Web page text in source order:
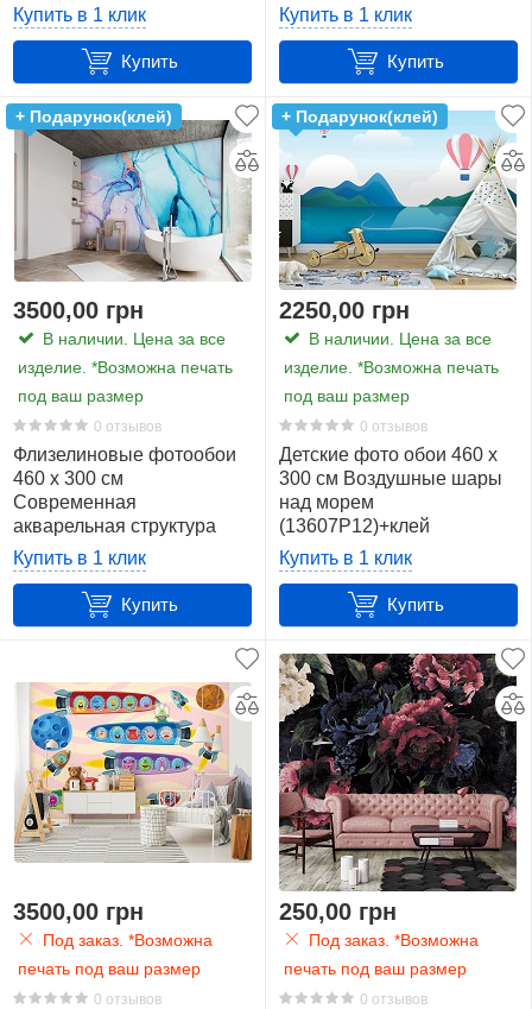
Купить в 1 клик
Купить
Купить в 1 клик
Купить
+ Подарунок(клей)
3500,00 грн
В наличии. Цена за все
изделие. *Возможна печать
под ваш размер
0 отзывов
Флизелиновые фотообои
460 x 300 см
Современная
акварельная структура
Голубой мрамор
(13555V12)+клей
Купить в 1 клик
Купить
+ Подарунок(клей)
2250,00 грн
В наличии. Цена за все
изделие. *Возможна печать
под ваш размер
0 отзывов
Детские фото обои 460 x
300 см Воздушные шары
над морем
(13607P12)+клей
Купить в 1 клик
Купить
3500,00 грн
Под заказ. *Возможна
печать под ваш размер
0 отзывов
250,00 грн
Под заказ. *Возможна
печать под ваш размер
0 отзывов